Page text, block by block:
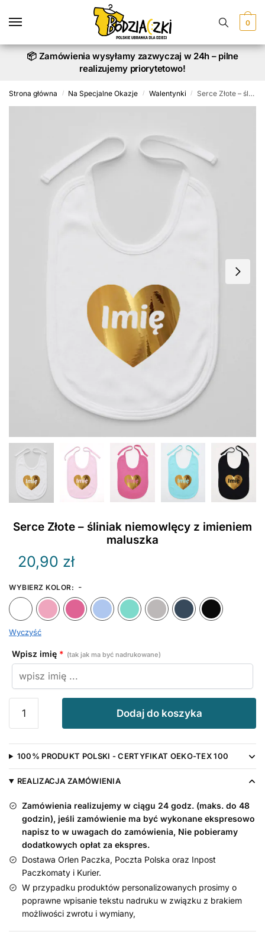
0
📦 Zamówienia wysyłamy zazwyczaj w 24h – pilne
realizujemy priorytetowo!
Strona główna / Na Specjalne Okazje / Walentynki / Serce Złote – śliniak niemowlęcy z imieniem maluszka
Serce Złote – śliniak niemowlęcy z imieniem
maluszka
20,90 zł
WYBIERZ KOLOR: -
Biały
Różowy Ciemny Różowy
Błękitny MiętowySzary
Wyczyść
Wpisz imię * (tak jak ma być nadrukowane)
Serce
Złote
-
śliniak
niemowlęcy
imieniem
maluszka
Dodaj do koszyka
100% PRODUKT POLSKI - CERTYFIKAT OEKO-TEX 100
REALIZACJA ZAMÓWIENIA
Zamówienia realizujemy w ciągu 24 godz. (maks. do 48
godzin), jeśli zamówienie ma być wykonane ekspresowo
napisz to w uwagach do zamówienia, Nie pobieramy
dodatkowych opłat za ekspres.
Dostawa Orlen Paczka, Poczta Polska oraz Inpost
Paczkomaty i Kurier.
W przypadku produktów personalizowanych prosimy o
poprawne wpisanie tekstu nadruku w związku z brakiem
możliwości zwrotu i wymiany,